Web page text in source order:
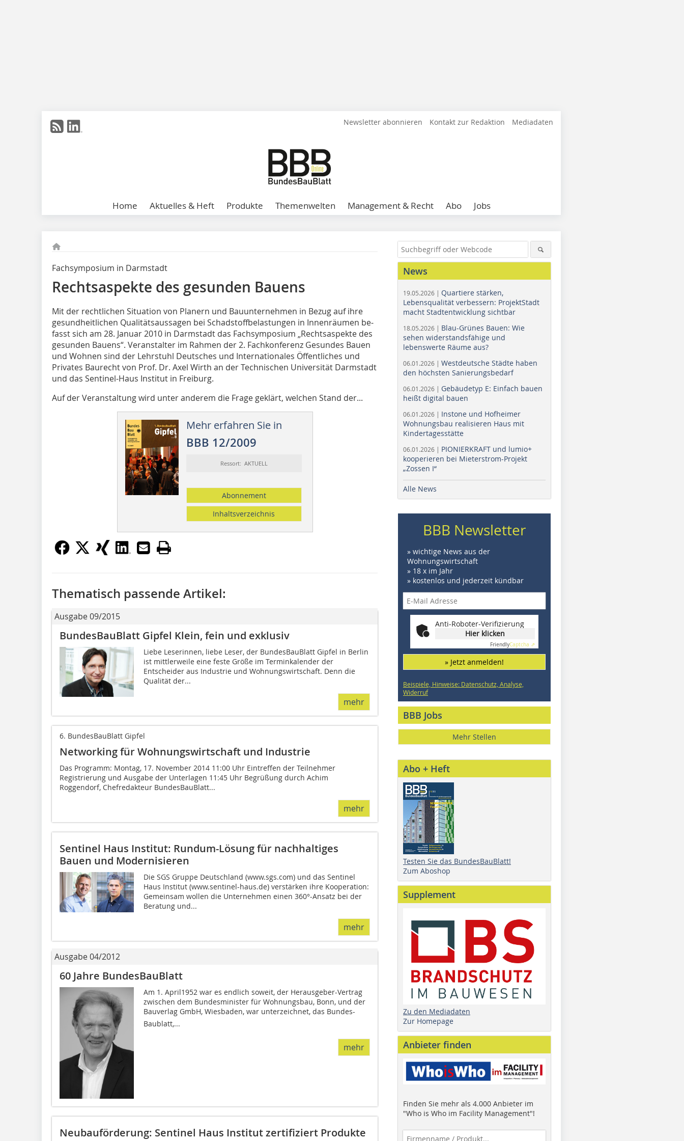
Newsletter abonnieren Kontakt zur Redaktion Mediadaten
Home Aktuelles & Heft Produkte Themenwelten Management & Recht Abo Jobs
Fachsymposium in Darmstadt
Rechtsaspekte des gesunden Bauens
Mit der rechtlichen Situation von Planern und Bauunternehmen in Bezug auf ihre
gesundheitlichen Qualitätsaussagen bei Schadstoffbelastungen in Innenräumen be­­
fasst sich am 28. Januar 2010 in Darmstadt das Fachsymposium „Rechtsaspekte des
gesunden Bauens“. Veranstalter im Rahmen der 2. Fachkonferenz Gesundes Bauen
und Wohnen sind der Lehrstuhl Deutsches und Internatio­nales Öffentliches und
Privates Baurecht von Prof. Dr. Axel Wirth an der Technischen Universität Darmstadt
und das Sentinel-Haus Institut in Freiburg.
Auf der Veranstaltung wird unter anderem die Frage geklärt, welchen Stand der...
Mehr erfahren Sie in
BBB 12/2009
Ressort: AKTUELL
Abonnement
Inhaltsverzeichnis
Thematisch passende Artikel:
Ausgabe 09/2015
BundesBauBlatt Gipfel Klein, fein und exklusiv
Liebe Leserinnen, liebe Leser, der BundesBauBlatt Gipfel in Berlin
ist mittlerweile eine feste Größe im Terminkalender der
Entscheider aus Industrie und Wohnungswirtschaft. Denn die
Qualität der...
mehr
6. BundesBauBlatt Gipfel
Networking für Wohnungswirtschaft und Industrie
Das Programm: Montag, 17. November 2014 11:00 Uhr Eintreffen der Teilnehmer
Registrierung und Ausgabe der Unterlagen 11:45 Uhr Begrüßung durch Achim
Roggendorf, Chefredakteur BundesBauBlatt...
mehr
Sentinel Haus Institut: Rundum-Lösung für nachhaltiges
Bauen und Modernisieren
Die SGS Gruppe Deutschland (www.sgs.com) und das Sentinel
Haus Institut (www.sentinel-haus.de) verstärken ihre Kooperation:
Gemeinsam wollen die Unternehmen einen 360°-Ansatz bei der
Beratung und...
mehr
Ausgabe 04/2012
60 Jahre BundesBauBlatt
Am 1. April1952 war es endlich soweit, der Herausgeber-Vertrag
zwischen dem Bundesminister für Wohnungsbau, Bonn, und der
Bauverlag GmbH, Wiesbaden, war unterzeichnet, das Bundes-
Baublatt,...
mehr
Neubauförderung: Sentinel Haus Institut zertifiziert Produkte
News
19.05.2026 | Quartiere stärken,
Lebensqualität verbessern: ProjektStadt
macht Stadtentwicklung sichtbar
18.05.2026 | Blau-Grünes Bauen: Wie
sehen widerstandsfähige und
lebenswerte Räume aus?
06.01.2026 | Westdeutsche Städte haben
den höchsten Sanierungsbedarf
06.01.2026 | Gebäudetyp E: Einfach bauen
heißt digital bauen
06.01.2026 | Instone und Hofheimer
Wohnungsbau realisieren Haus mit
Kindertagesstätte
06.01.2026 | PIONIERKRAFT und lumio+
kooperieren bei Mieterstrom-Projekt
„Zossen I“
Alle News
BBB Newsletter
» wichtige News aus der
Wohnungswirtschaft
» 18 x im Jahr
» kostenlos und jederzeit kündbar
Anti-Roboter-Verifizierung
Hier klicken
FriendlyCaptcha ⇗
» Jetzt anmelden!
Beispiele, Hinweise: Datenschutz, Analyse,
Widerruf
BBB Jobs
Mehr Stellen
Abo + Heft
Testen Sie das BundesBauBlatt!
Zum Aboshop
Supplement
Zu den Mediadaten
Zur Homepage
Anbieter finden
Finden Sie mehr als 4.000 Anbieter im
"Who is Who im Facility Management"!